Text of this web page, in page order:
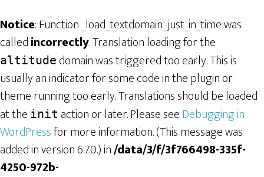
Notice: Function _load_textdomain_just_in_time was
calledincorrectly. Translation loading for the
altitude domain was triggered too early. This is
usually an indicator for some code in the plugin or
theme running too early. Translations should be loaded
at the init action or later. Please seeDebugging in
WordPressfor more information. (This message was
added in version 6.7.0.) in/data/3/f/3f766498-335f-
4250-972b-